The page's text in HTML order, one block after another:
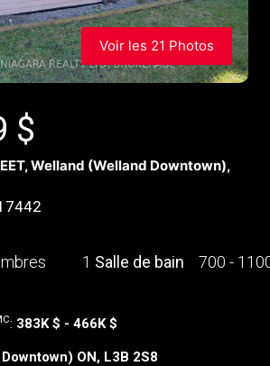
Voir les 21 Photos
$
Welland (Welland Downtown),
1 Salle de bain 700 -
: 383K $ - 466K $
ON, L3B 2S8